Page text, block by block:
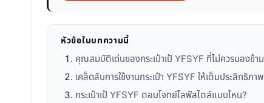
หัวข้อในบทความนี้
คุณสมบัติเด่นของกระเป๋าเป้ YFSYF ที่ไม่ควรมองข้าม
เคล็ดลับการใช้งานกระเป๋า YFSYF ให้เต็มประสิทธิภาพ
กระเป๋าเป้ YFSYF ตอบโจทย์ไลฟ์สไตล์แบบไหน?